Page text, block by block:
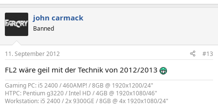
john carmack
Banned
11. September 2012 #13
FL2 wäre geil mit der Technik von 2012/2013
Gaming PC: i5 2400 / 460AMP! / 8GB @ 1920x1200/24"
HTPC: Pentium g3220 / Intel HD / 4GB @ 1920x1080/46"
Workstation: i5 2400 / 2x 9300GE / 8GB @ 4x 1920x1080/24"